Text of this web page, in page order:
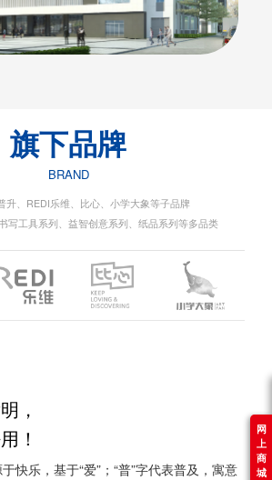
旗下品牌
BRAND
升、REDI乐维、比心、小学大象等子品牌
写工具系列、益智创意系列、纸品系列等多品类
，
！
快乐，基于“爱”；“普”字代表普及，寓意
网
上
商
城